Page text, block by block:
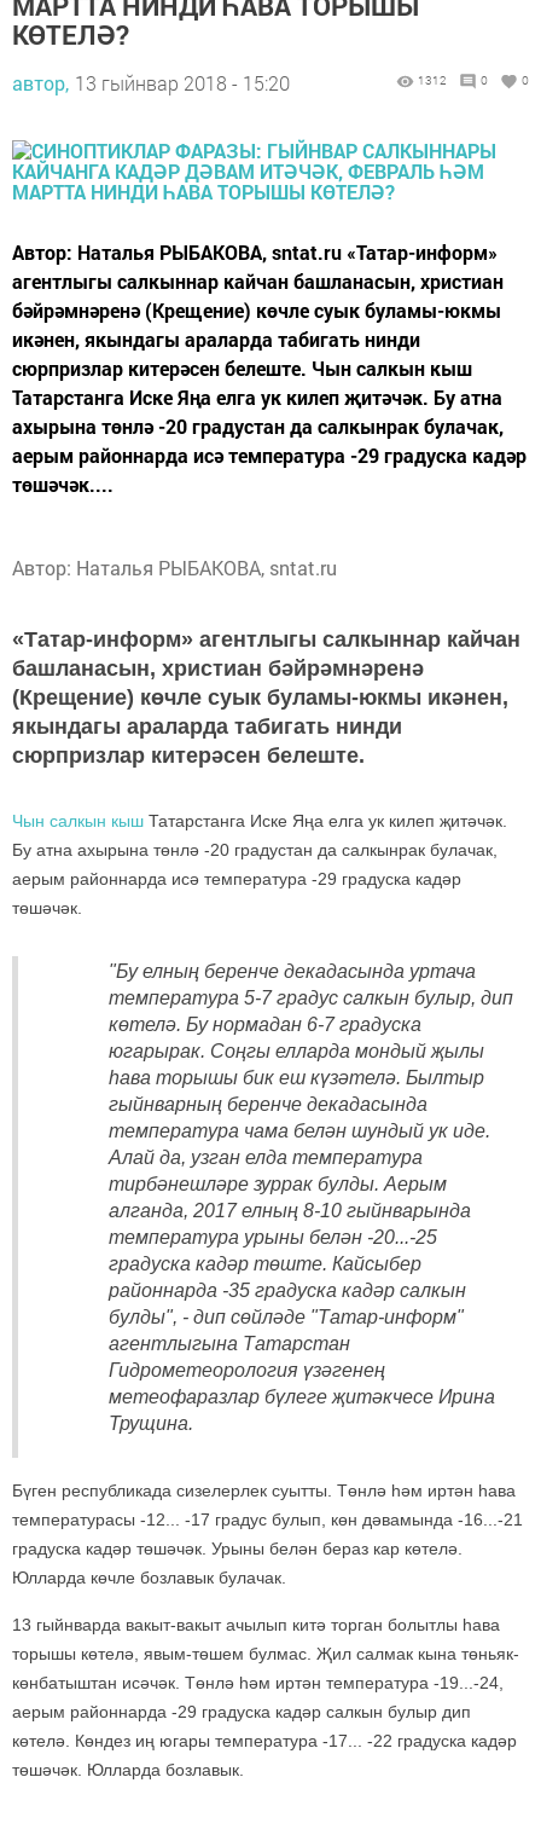
КӨТЕЛӘ?
автор, 13 гыйнвар 2018 - 15:20 1312 0 0
Автор: Наталья РЫБАКОВА, sntat.ru «Татар-информ»
агентлыгы салкыннар кайчан башланасын, христиан
бәйрәмнәренә (Крещение) көчле суык буламы-юкмы
икәнен, якындагы араларда табигать нинди
сюрпризлар китерәсен белеште. Чын салкын кыш
Татарстанга Иске Яңа елга ук килеп җитәчәк. Бу атна
ахырына төнлә -20 градустан да салкынрак булачак,
аерым районнарда исә температура -29 градуска кадәр
төшәчәк....
Автор: Наталья РЫБАКОВА, sntat.ru
«Татар-информ» агентлыгы салкыннар кайчан
башланасын, христиан бәйрәмнәренә
(Крещение) көчле суык буламы-юкмы икәнен,
якындагы араларда табигать нинди
сюрпризлар китерәсен белеште.
Чын салкын кыш Татарстанга Иске Яңа елга ук килеп җитәчәк.
Бу атна ахырына төнлә -20 градустан да салкынрак булачак,
аерым районнарда исә температура -29 градуска кадәр
төшәчәк.
"Бу елның беренче декадасында уртача
температура 5-7 градус салкын булыр, дип
көтелә. Бу нормадан 6-7 градуска
югарырак. Соңгы елларда мондый җылы
һава торышы бик еш күзәтелә. Былтыр
гыйнварның беренче декадасында
температура чама белән шундый ук иде.
Алай да, узган елда температура
тирбәнешләре зуррак булды. Аерым
алганда, 2017 елның 8-10 гыйнварында
температура урыны белән -20...-25
градуска кадәр төште. Кайсыбер
районнарда -35 градуска кадәр салкын
булды", - дип сөйләде "Татар-информ"
агентлыгына Татарстан
Гидрометеорология үзәгенең
метеофаразлар бүлеге җитәкчесе Ирина
Трущина.
Бүген республикада сизелерлек суытты. Төнлә һәм иртән һава
температурасы -12... -17 градус булып, көн дәвамында -16...-21
градуска кадәр төшәчәк. Урыны белән бераз кар көтелә.
Юлларда көчле бозлавык булачак.
13 гыйнварда вакыт-вакыт ачылып китә торган болытлы һава
торышы көтелә, явым-төшем булмас. Җил салмак кына төньяк-
көнбатыштан исәчәк. Төнлә һәм иртән температура -19...-24,
аерым районнарда -29 градуска кадәр салкын булыр дип
көтелә. Көндез иң югары температура -17... -22 градуска кадәр
төшәчәк. Юлларда бозлавык.